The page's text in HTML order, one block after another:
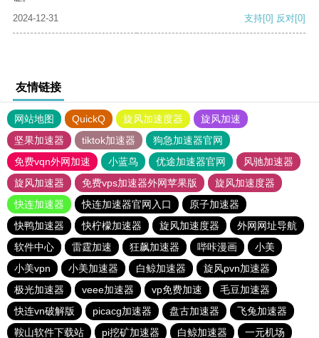
2024-12-31
支持[0] 反对[0]
友情链接
网站地图 QuickQ 旋风加速度器
旋风加速
坚果加速器
tiktok加速器
狗急加速器官网
免费vqn外网加速
小蓝鸟 优途加速器官网
风驰加速器
旋风加速器
免费vps加速器外网苹果版
旋风加速度器
快连加速器
快连加速器官网入口
原子加速器
快鸭加速器
快柠檬加速器 旋风加速度器
外网网址导航
软件中心
雷霆加速 狂飙加速器 哔咔漫画
小美
小美vpn
小美加速器 白鲸加速器
旋风pvn加速器
极光加速器
veee加速器 vp免费加速
毛豆加速器
快连vn破解版
picacg加速器 盘古加速器
飞兔加速器
鞍山软件下载站
pi挖矿加速器 白鲸加速器 一元机场